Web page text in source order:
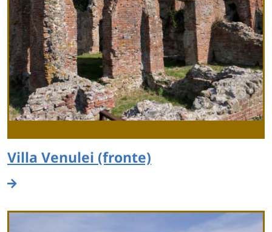
Villa Venulei (fronte)